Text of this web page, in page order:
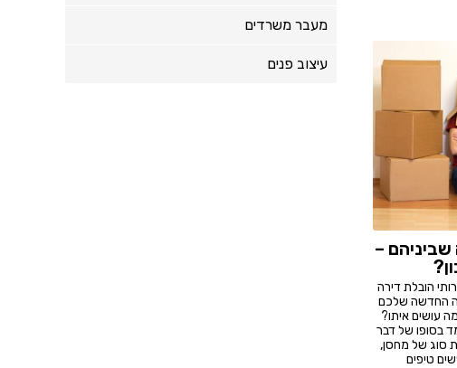
–
הובלת דירה
החדשה שלכם
עושים איתו?
בסופו של דבר
סוג של מחסן,
טיפים
מעבר משרדים
עיצוב פנים